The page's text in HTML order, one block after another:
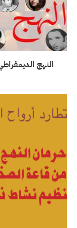
النهج